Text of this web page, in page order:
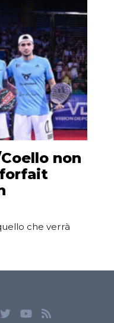
non
forfait
che verrà